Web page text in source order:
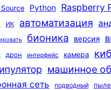
Python Raspberry
ИК автоматизация
бионика версия
дрон интерфейс камера
машинное
сеть подводный